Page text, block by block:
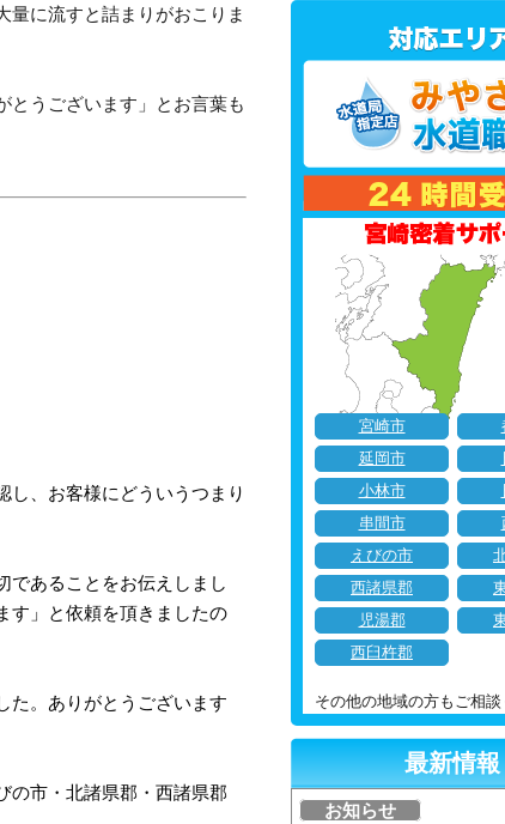
量に流すと詰まりがおこりま
とうございます」とお言葉も
し、お客様にどういうつまり
であることをお伝えしまし
す」と依頼を頂きましたの
た。ありがとうございます
の市・北諸県郡・西諸県郡
宮崎市
延岡市
小林市
串間市
えびの市
西諸県郡
児湯郡
西臼杵郡
その他の地域の方もご相談
最新情報
お知らせ